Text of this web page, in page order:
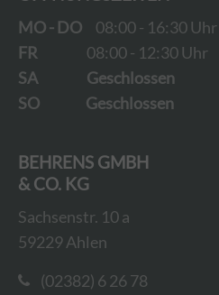
MO - DO
08:00 - 16:30 Uhr
FR
08:00 - 12:30 Uhr
SA
Geschlossen
SO
Geschlossen
BEHRENS GMBH
& CO. KG
Sachsenstr. 10 a
59229 Ahlen
(02382) 6 26 78